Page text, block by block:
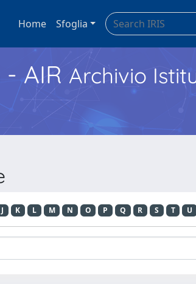
Home Sfoglia
- AIR Archivio
J K L M N O P Q R S T U